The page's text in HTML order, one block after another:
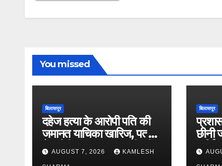
You missed
बिलासपुर
दहेज हत्या के आरोपी पति की
जमानत याचिका खारिज, पत्नी
ने फाँसी लगाकर खुदकुशी की
AUGUST 7, 2026 KAMLESH
बिलासपुर
छीनी
अर्जित